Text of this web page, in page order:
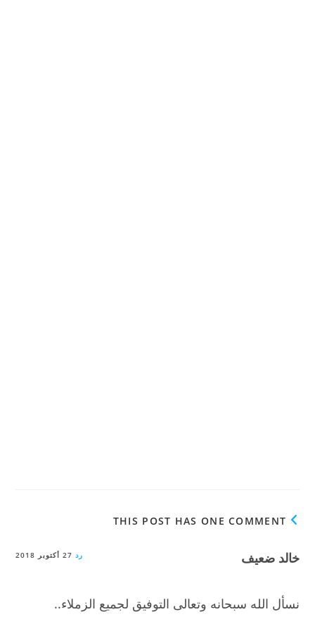
THIS POST HAS ONE COMMENT
خالد ضعيف رد 27 أكتوبر 2018
نسأل الله سبحانه وتعالى التوفيق لجميع الزملاء..